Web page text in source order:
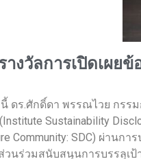
างวัลการเปิดเผย
นี้ ดร.ศักดิ์ดา พรรณไวย กรร
Sustainability
Community: SDC) ผ่านก
วนร่วมสนับสนุนการบรรลุเป้